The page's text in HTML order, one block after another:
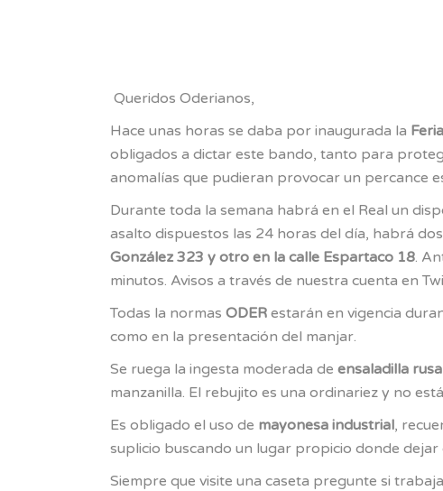
Queridos Oderianos,
Hace unas horas se daba por inaugurada la
obligados a dictar este bando, tanto para
anomalías que pudieran provocar un percance
Durante toda la semana habrá en el Real un
asalto dispuestos las 24 horas del día, habrá
González 323 y otro en la calle Espartaco 18.
minutos. Avisos a través de nuestra cuenta en
Todas la normas ODER estarán en vigencia
como en la presentación del manjar.
Se ruega la ingesta moderada de ensaladilla rusa
manzanilla. El rebujito es una ordinariez y no
Es obligado el uso de mayonesa industrial,
suplicio buscando un lugar propicio donde dejar
Siempre que visite una caseta pregunte si